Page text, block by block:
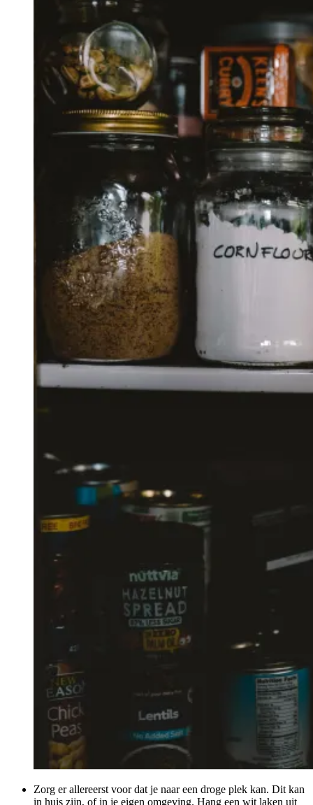
Zorg er allereerst voor dat je naar een droge plek kan. Dit kan
in huis zijn, of in je eigen omgeving. Hang een wit laken uit